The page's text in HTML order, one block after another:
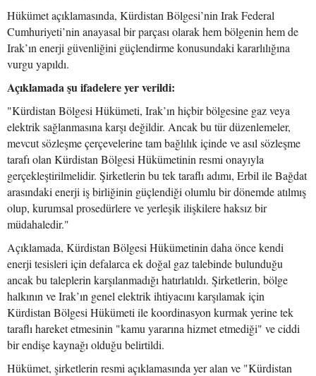
Hükümet açıklamasında, Kürdistan Bölgesi’nin Irak Federal
Cumhuriyeti’nin anayasal bir parçası olarak hem bölgenin hem de
Irak’ın enerji güvenliğini güçlendirme konusundaki kararlılığına
vurgu yapıldı.
Açıklamada şu ifadelere yer verildi:
"Kürdistan Bölgesi Hükümeti, Irak’ın hiçbir bölgesine gaz veya
elektrik sağlanmasına karşı değildir. Ancak bu tür düzenlemeler,
mevcut sözleşme çerçevelerine tam bağlılık içinde ve asıl sözleşme
tarafı olan Kürdistan Bölgesi Hükümetinin resmi onayıyla
gerçekleştirilmelidir. Şirketlerin bu tek taraflı adımı, Erbil ile Bağdat
arasındaki enerji iş birliğinin güçlendiği olumlu bir dönemde atılmış
olup, kurumsal prosedürlere ve yerleşik ilişkilere haksız bir
müdahaledir."
Açıklamada, Kürdistan Bölgesi Hükümetinin daha önce kendi
enerji tesisleri için defalarca ek doğal gaz talebinde bulunduğu
ancak bu taleplerin karşılanmadığı hatırlatıldı. Şirketlerin, bölge
halkının ve Irak’ın genel elektrik ihtiyacını karşılamak için
Kürdistan Bölgesi Hükümeti ile koordinasyon kurmak yerine tek
taraflı hareket etmesinin "kamu yararına hizmet etmediği" ve ciddi
bir endişe kaynağı olduğu belirtildi.
Hükümet, şirketlerin resmi açıklamasında yer alan ve "Kürdistan